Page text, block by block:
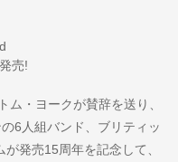
売!
ム・ヨークが賛辞を送り、
6人組バンド、ブリティッ
発売15周年を記念して、